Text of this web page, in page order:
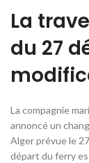
La
du 27
La compagnie
annoncé un
Alger prévue le
départ du ferry